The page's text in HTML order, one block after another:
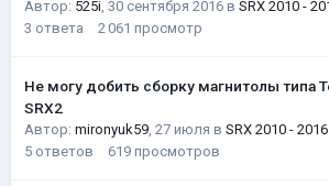
Автор: 525i, 30 сентября 2016 в SRX 2010 -
3 ответа 2 061 просмотр
Не могу добить сборку магнитолы типа
SRX2
Автор: mironyuk59, 27 июля в SRX 2010 - 2016
5 ответов 619 просмотров